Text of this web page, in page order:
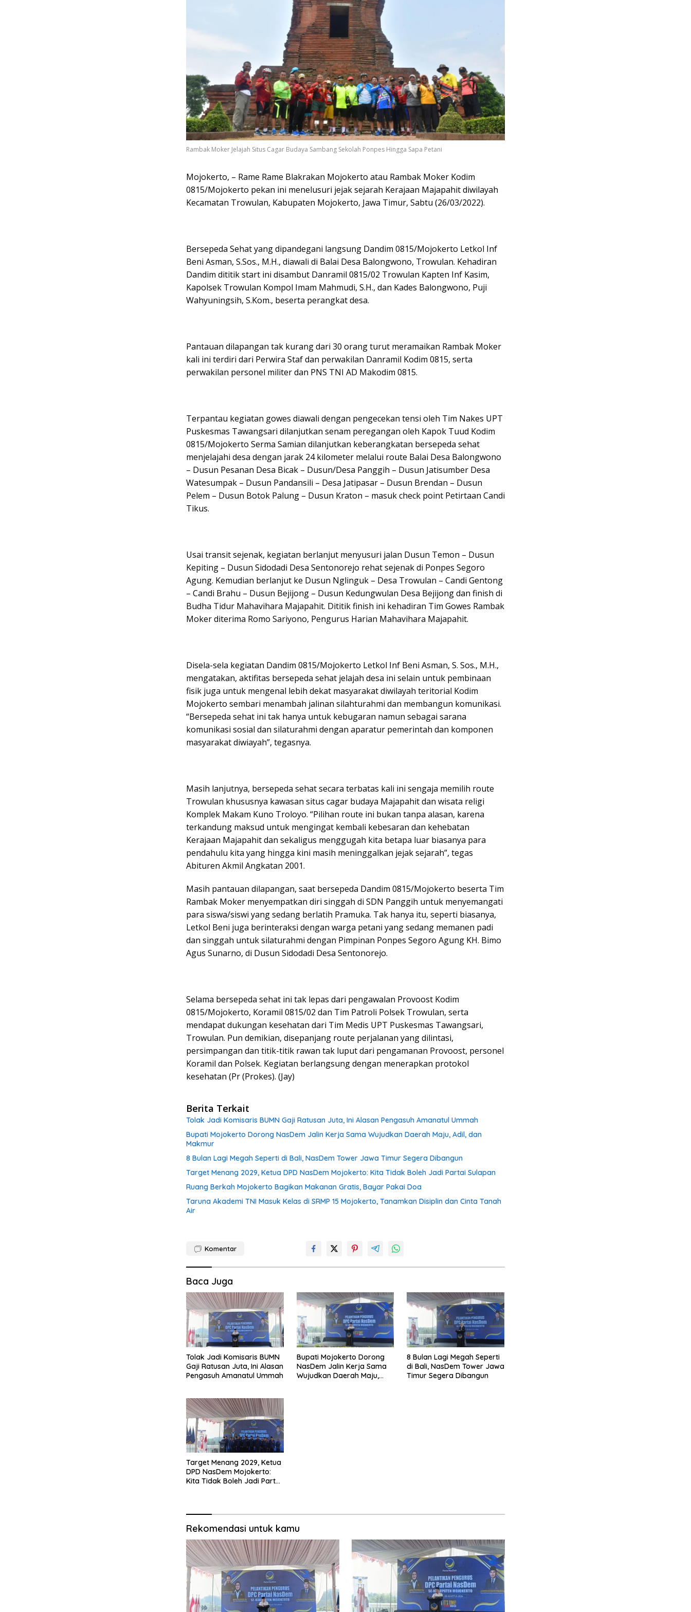
Rambak Moker Jelajah Situs Cagar Budaya Sambang Sekolah Ponpes Hingga Sapa Petani
Mojokerto, – Rame Rame Blakrakan Mojokerto atau Rambak Moker Kodim
0815/Mojokerto pekan ini menelusuri jejak sejarah Kerajaan Majapahit diwilayah
Kecamatan Trowulan, Kabupaten Mojokerto, Jawa Timur, Sabtu (26/03/2022).
Bersepeda Sehat yang dipandegani langsung Dandim 0815/Mojokerto Letkol Inf
Beni Asman, S.Sos., M.H., diawali di Balai Desa Balongwono, Trowulan. Kehadiran
Dandim dititik start ini disambut Danramil 0815/02 Trowulan Kapten Inf Kasim,
Kapolsek Trowulan Kompol Imam Mahmudi, S.H., dan Kades Balongwono, Puji
Wahyuningsih, S.Kom., beserta perangkat desa.
Pantauan dilapangan tak kurang dari 30 orang turut meramaikan Rambak Moker
kali ini terdiri dari Perwira Staf dan perwakilan Danramil Kodim 0815, serta
perwakilan personel militer dan PNS TNI AD Makodim 0815.
Terpantau kegiatan gowes diawali dengan pengecekan tensi oleh Tim Nakes UPT
Puskesmas Tawangsari dilanjutkan senam peregangan oleh Kapok Tuud Kodim
0815/Mojokerto Serma Samian dilanjutkan keberangkatan bersepeda sehat
menjelajahi desa dengan jarak 24 kilometer melalui route Balai Desa Balongwono
– Dusun Pesanan Desa Bicak – Dusun/Desa Panggih – Dusun Jatisumber Desa
Watesumpak – Dusun Pandansili – Desa Jatipasar – Dusun Brendan – Dusun
Pelem – Dusun Botok Palung – Dusun Kraton – masuk check point Petirtaan Candi
Tikus.
Usai transit sejenak, kegiatan berlanjut menyusuri jalan Dusun Temon – Dusun
Kepiting – Dusun Sidodadi Desa Sentonorejo rehat sejenak di Ponpes Segoro
Agung. Kemudian berlanjut ke Dusun Nglinguk – Desa Trowulan – Candi Gentong
– Candi Brahu – Dusun Bejijong – Dusun Kedungwulan Desa Bejijong dan finish di
Budha Tidur Mahavihara Majapahit. Dititik finish ini kehadiran Tim Gowes Rambak
Moker diterima Romo Sariyono, Pengurus Harian Mahavihara Majapahit.
Disela-sela kegiatan Dandim 0815/Mojokerto Letkol Inf Beni Asman, S. Sos., M.H.,
mengatakan, aktifitas bersepeda sehat jelajah desa ini selain untuk pembinaan
fisik juga untuk mengenal lebih dekat masyarakat diwilayah teritorial Kodim
Mojokerto sembari menambah jalinan silahturahmi dan membangun komunikasi.
“Bersepeda sehat ini tak hanya untuk kebugaran namun sebagai sarana
komunikasi sosial dan silaturahmi dengan aparatur pemerintah dan komponen
masyarakat diwiayah”, tegasnya.
Masih lanjutnya, bersepeda sehat secara terbatas kali ini sengaja memilih route
Trowulan khususnya kawasan situs cagar budaya Majapahit dan wisata religi
Komplek Makam Kuno Troloyo. “Pilihan route ini bukan tanpa alasan, karena
terkandung maksud untuk mengingat kembali kebesaran dan kehebatan
Kerajaan Majapahit dan sekaligus menggugah kita betapa luar biasanya para
pendahulu kita yang hingga kini masih meninggalkan jejak sejarah”, tegas
Abituren Akmil Angkatan 2001.
Masih pantauan dilapangan, saat bersepeda Dandim 0815/Mojokerto beserta Tim
Rambak Moker menyempatkan diri singgah di SDN Panggih untuk menyemangati
para siswa/siswi yang sedang berlatih Pramuka. Tak hanya itu, seperti biasanya,
Letkol Beni juga berinteraksi dengan warga petani yang sedang memanen padi
dan singgah untuk silaturahmi dengan Pimpinan Ponpes Segoro Agung KH. Bimo
Agus Sunarno, di Dusun Sidodadi Desa Sentonorejo.
Selama bersepeda sehat ini tak lepas dari pengawalan Provoost Kodim
0815/Mojokerto, Koramil 0815/02 dan Tim Patroli Polsek Trowulan, serta
mendapat dukungan kesehatan dari Tim Medis UPT Puskesmas Tawangsari,
Trowulan. Pun demikian, disepanjang route perjalanan yang dilintasi,
persimpangan dan titik-titik rawan tak luput dari pengamanan Provoost, personel
Koramil dan Polsek. Kegiatan berlangsung dengan menerapkan protokol
kesehatan (Pr (Prokes). (Jay)
Berita Terkait
Tolak Jadi Komisaris BUMN Gaji Ratusan Juta, Ini Alasan Pengasuh Amanatul Ummah
Bupati Mojokerto Dorong NasDem Jalin Kerja Sama Wujudkan Daerah Maju, Adil, dan
Makmur
8 Bulan Lagi Megah Seperti di Bali, NasDem Tower Jawa Timur Segera Dibangun
Target Menang 2029, Ketua DPD NasDem Mojokerto: Kita Tidak Boleh Jadi Partai Sulapan
Ruang Berkah Mojokerto Bagikan Makanan Gratis, Bayar Pakai Doa
Taruna Akademi TNI Masuk Kelas di SRMP 15 Mojokerto, Tanamkan Disiplin dan Cinta Tanah
Air
Komentar
Baca Juga
Tolak Jadi Komisaris BUMN
Gaji Ratusan Juta, Ini Alasan
Pengasuh Amanatul Ummah
Bupati Mojokerto Dorong
NasDem Jalin Kerja Sama
Wujudkan Daerah Maju,
8 Bulan Lagi Megah Seperti
di Bali, NasDem Tower Jawa
Timur Segera Dibangun
Target Menang 2029, Ketua
DPD NasDem Mojokerto:
Kita Tidak Boleh Jadi Partai
Rekomendasi untuk kamu